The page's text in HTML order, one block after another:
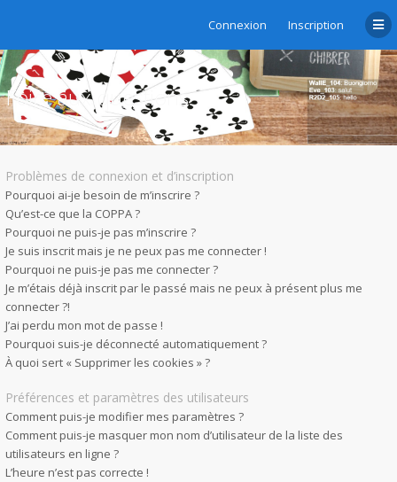
Connexion Inscription
Foire aux questions
Problèmes de connexion et d’inscription
Pourquoi ai-je besoin de m’inscrire ?
Qu’est-ce que la COPPA ?
Pourquoi ne puis-je pas m’inscrire ?
Je suis inscrit mais je ne peux pas me connecter !
Pourquoi ne puis-je pas me connecter ?
Je m’étais déjà inscrit par le passé mais ne peux à présent plus me
connecter ?!
J’ai perdu mon mot de passe !
Pourquoi suis-je déconnecté automatiquement ?
À quoi sert « Supprimer les cookies » ?
Préférences et paramètres des utilisateurs
Comment puis-je modifier mes paramètres ?
Comment puis-je masquer mon nom d’utilisateur de la liste des
utilisateurs en ligne ?
L’heure n’est pas correcte !